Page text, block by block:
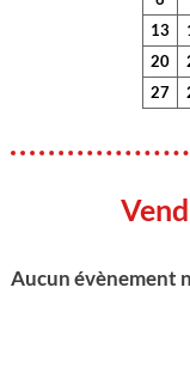
13
20
27
Aucun évènement